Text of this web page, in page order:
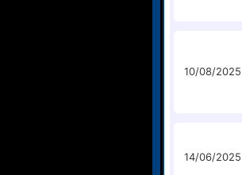
10/08/2025
14/06/2025